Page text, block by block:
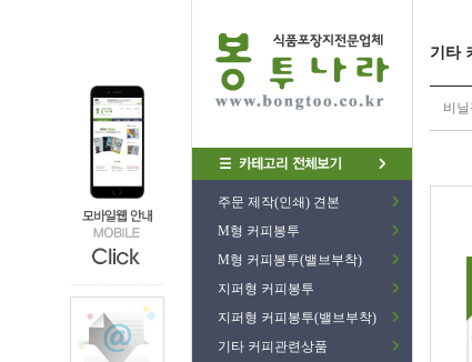
주문 제작(인쇄) 견본
M형 커피봉투
M형 커피봉투(밸브부착)
지퍼형 커피봉투
지퍼형 커피봉투(밸브부착)
기타 커피관련상품
기타
비